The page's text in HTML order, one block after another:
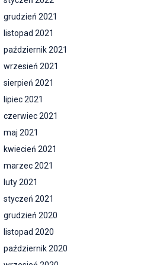
grudzień 2021
listopad 2021
październik 2021
wrzesień 2021
sierpień 2021
lipiec 2021
czerwiec 2021
maj 2021
kwiecień 2021
marzec 2021
luty 2021
styczeń 2021
grudzień 2020
listopad 2020
październik 2020